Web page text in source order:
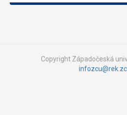
Copyright Západočeská